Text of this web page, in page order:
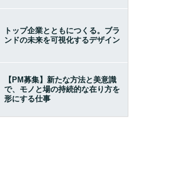
トップ企業とともにつくる。ブラ
ンドの未来を可視化するデザイン
【PM募集】新たな方法と美意識
で、モノと場の持続的な在り方を
形にする仕事